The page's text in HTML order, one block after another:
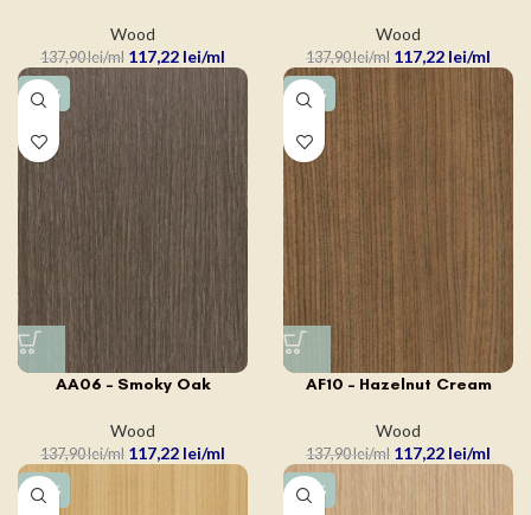
Wood
137,90lei 117,22 lei
Wood
137,90lei 117,22 lei
-15%
AA06 – Smoky Oak
Wood
137,90lei 117,22 lei
-15%
AF10 – Hazelnut Cream
Wood
137,90lei 117,22 lei
-15% -15%